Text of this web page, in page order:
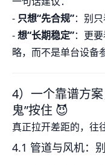
- 只想“先合规”：别
-想“长期稳定”：更
略，而不是单台设备
4）一个靠谱方
鬼”按住 😈
真正拉开差距的，往
4.1 管道与风机：